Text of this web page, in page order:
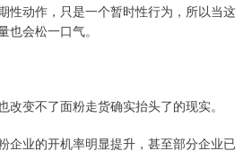
性动作，只是一个暂时性行为，所以当这
会松一口气。
变不了面粉走货确实抬头了的现实。
企业的开机率明显提升，甚至部分企业已